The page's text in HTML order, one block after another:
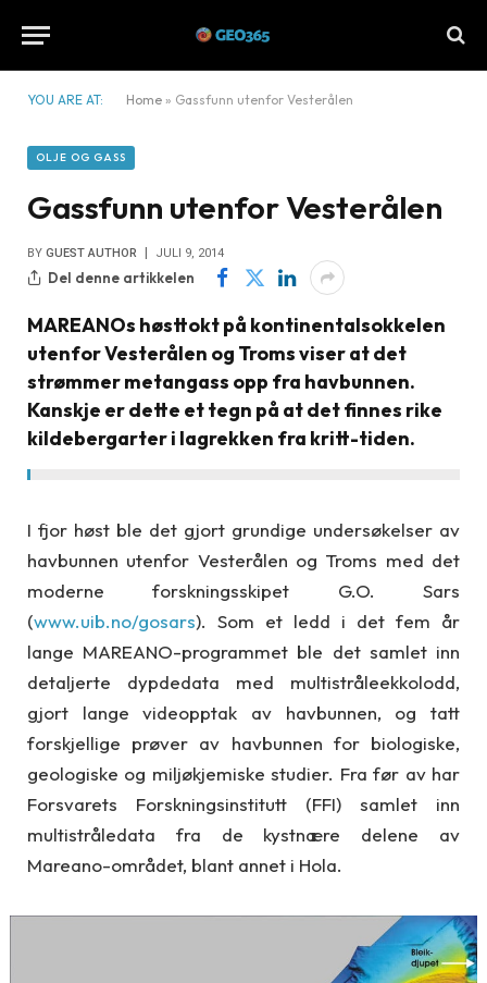
YOU ARE AT: Home » Gassfunn utenfor Vesterålen
OLJE OG GASS
Gassfunn utenfor Vesterålen
BY GUEST AUTHOR JULI 9, 2014
Del denne artikkelen
MAREANOs høsttokt på kontinentalsokkelen
utenfor Vesterålen og Troms viser at det
strømmer metangass opp fra havbunnen.
Kanskje er dette et tegn på at det finnes rike
kildebergarter i lagrekken fra kritt-tiden.
I fjor høst ble det gjort grundige undersøkelser av
havbunnen utenfor Vesterålen og Troms med det
moderne forskningsskipet G.O. Sars
(www.uib.no/gosars). Som et ledd i det fem år
lange MAREANO-programmet ble det samlet inn
detaljerte dypdedata med multistråleekkolodd,
gjort lange videopptak av havbunnen, og tatt
forskjellige prøver av havbunnen for biologiske,
geologiske og miljøkjemiske studier. Fra før av har
Forsvarets Forskningsinstitutt (FFI) samlet inn
multistråledata fra de kystnære delene av
Mareano-området, blant annet i Hola.